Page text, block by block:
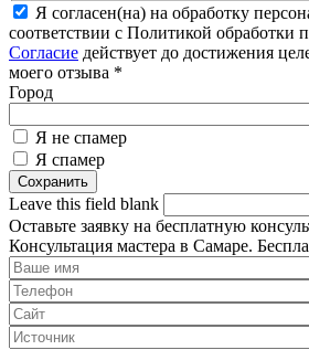
Я согласен(на) на обработку
соответствии с Политикой обработки
Согласие действует до достижения
моего отзыва *
Город
Я не спамер
Я спамер
Leave this field blank
Оставьте заявку на бесплатную
Консультация мастера в Самаре.